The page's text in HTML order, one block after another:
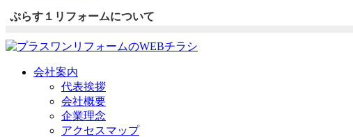
ぷらす１リフォームについて
会社案内
代表挨拶
会社概要
企業理念
アクセスマップ